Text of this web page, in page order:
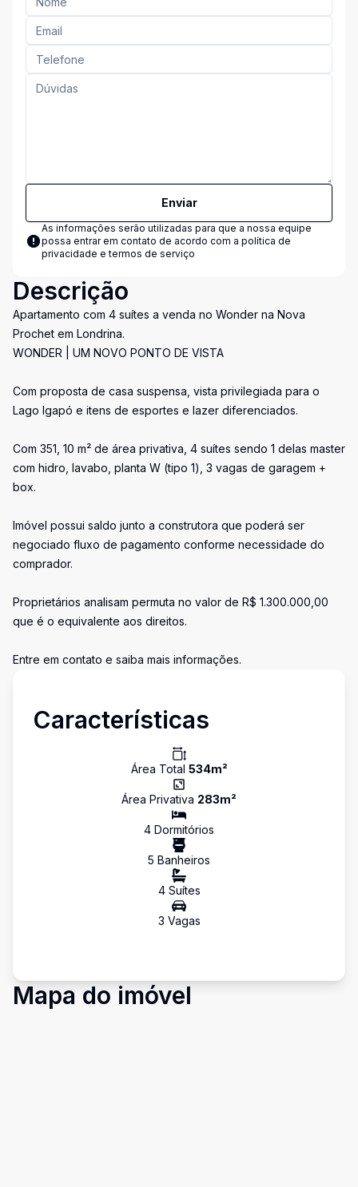
Enviar
As informações serão utilizadas para que a nossa equipe
possa entrar em contato de acordo com a política de
privacidade e termos de serviço
Descrição
Apartamento com 4 suítes a venda no Wonder na Nova
Prochet em Londrina.
WONDER | UM NOVO PONTO DE VISTA
Com proposta de casa suspensa, vista privilegiada para o
Lago Igapó e itens de esportes e lazer diferenciados.
Com 351, 10 m² de área privativa, 4 suítes sendo 1 delas master
com hidro, lavabo, planta W (tipo 1), 3 vagas de garagem +
box.
Imóvel possui saldo junto a construtora que poderá ser
negociado fluxo de pagamento conforme necessidade do
comprador.
Proprietários analisam permuta no valor de R$ 1.300.000,00
que é o equivalente aos direitos.
Entre em contato e saiba mais informações.
Características
Área Total 534m²
Área Privativa 283m²
4 Dormitórios
5 Banheiros
4Suítes
3 Vagas
Mapa do imóvel